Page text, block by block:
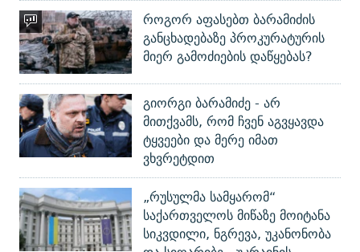
როგორ აფასებთ ბარამიძის
განცხადებაზე პროკურატურის
მიერ გამოძიების დაწყებას?
გიორგი ბარამიძე - არ
მითქვამს, რომ ჩვენ აგვყავდა
ტყვეები და მერე იმათ
ვხვრეტდით
„რუსულმა სამყარომ“
საქართველოს მიწაზე მოიტანა
სიკვდილი, ნგრევა, უკანონობა